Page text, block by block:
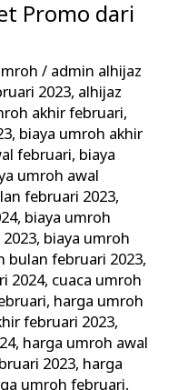
Promo dari
/ admin alhijaz
2023, alhijaz
akhir februari,
, biaya umroh akhir
februari, biaya
umroh awal
februari 2023,
, biaya umroh
, biaya umroh
bulan februari 2023,
2024, cuaca umroh
, harga umroh
februari 2023,
, harga umroh awal
2023, harga
umroh februari,